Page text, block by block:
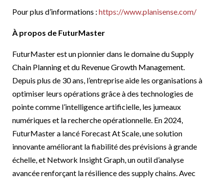
Pour plus d’informations : https://www.planisense.com/
À propos de FuturMaster
FuturMaster est un pionnier dans le domaine du Supply
Chain Planning et du Revenue Growth Management.
Depuis plus de 30 ans, l’entreprise aide les organisations à
optimiser leurs opérations grâce à des technologies de
pointe comme l’intelligence artificielle, les jumeaux
numériques et la recherche opérationnelle. En 2024,
FuturMaster a lancé Forecast At Scale, une solution
innovante améliorant la fiabilité des prévisions à grande
échelle, et Network Insight Graph, un outil d’analyse
avancée renforçant la résilience des supply chains. Avec